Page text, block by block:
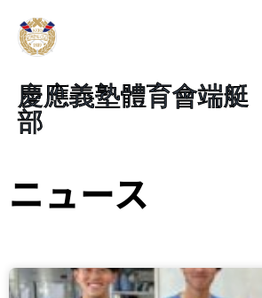
慶應義塾體育會端艇
部
ニュース